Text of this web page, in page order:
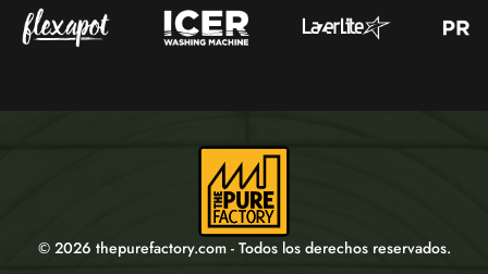
© 2026 thepurefactory.com - Todos los derechos reservados.